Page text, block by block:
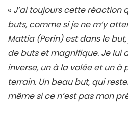
« J’ai toujours cette réaction
buts, comme si je ne m’y
Mattia (Perin) est dans le
de buts et magnifique. Je lui
inverse, un à la volée et un
terrain. Un beau but, qui
même si ce n’est pas mon